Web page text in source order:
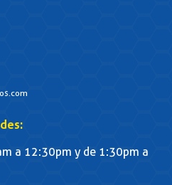
a 12:30pm y de 1:30pm a